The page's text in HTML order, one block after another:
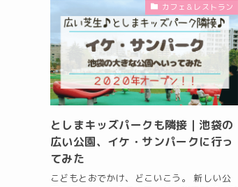
カフェ＆レストラン
としまキッズパークも隣接｜池袋の
広い公園、イケ・サンパークに行っ
てみた
こどもとおでかけ、どこいこう。 新しい公